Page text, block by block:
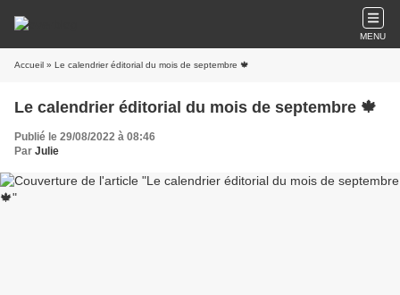
MENU
Accueil » Le calendrier éditorial du mois de septembre 🍁
Le calendrier éditorial du mois de septembre 🍁
Publié le 29/08/2022 à 08:46
Par Julie